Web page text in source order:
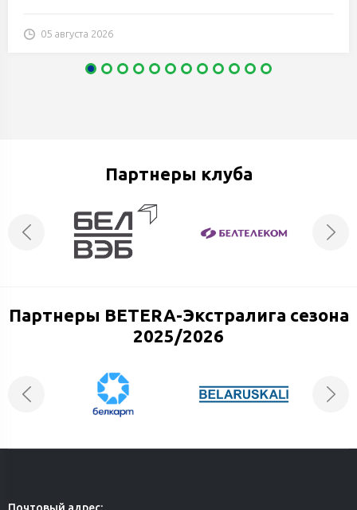
05 августа 2026
Партнеры клуба
Партнеры BETERA-Экстралига сезона
2025/2026